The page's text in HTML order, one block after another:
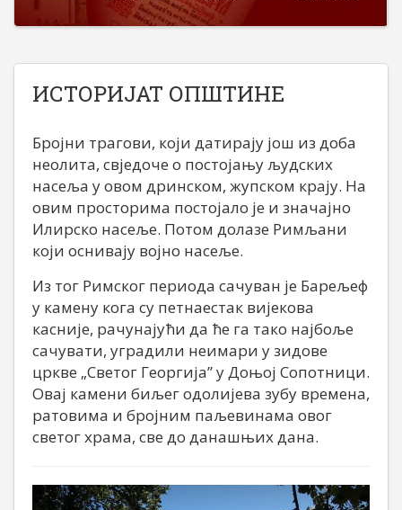
ИСТОРИЈАТ ОПШТИНЕ
Бројни трагови, који датирају још из доба
неолита, свједоче о постојању људских
насеља у овом дринском, жупском крају. На
овим просторима постојало је и значајно
Илирско насеље. Потом долазе Римљани
који оснивају војно насеље.
Из тог Римског периода сачуван је Барељеф
у камену кога су петнаестак вијекова
касније, рачунајући да ће га тако најбоље
сачувати, уградили неимари у зидове
цркве „Светог Георгија” у Доњој Сопотници.
Овај камени биљег одолијева зубу времена,
ратовима и бројним паљевинама овог
светог храма, све до данашњих дана.